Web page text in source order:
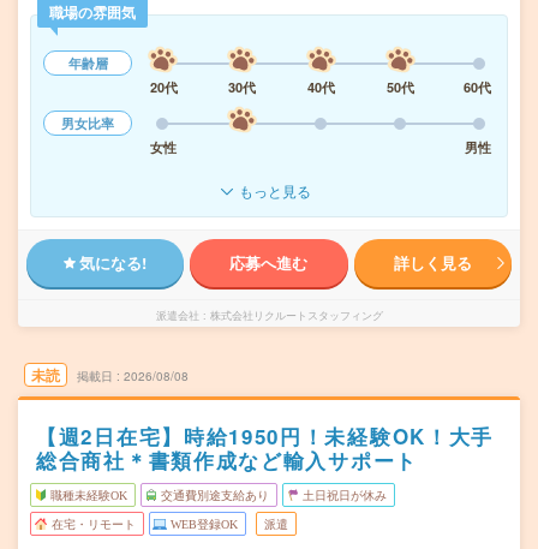
職場の雰囲気
年齢層
20代
30代 40代 50代
60代
男女比率
女性
男性
もっと見る
気になる! 応募へ進む 詳しく見る
派遣会社 株式会社リクルートスタッフィング
未読 掲載日 2026/08/08
【週2日在宅】時給1950円！未経験OK！大手
総合商社＊書類作成など輸入サポート
職種未経験OK 交通費別途支給あり 土日祝日が休み
在宅・リモート WEB登録OK 派遣